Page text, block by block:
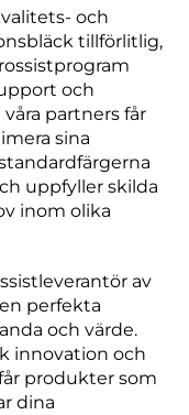
och
tillförlitlig,
och
partners får
sina
uppfyller skilda
inom olika
av
perfekta
och värde.
innovation och
produkter som
dina